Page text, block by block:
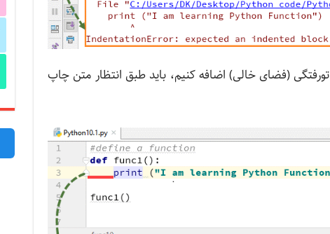
حال، اگر در ابتدای دستور print تورفتگی (فضای خالی) اضافه کنیم، باید طبق انتظار متن چاپ